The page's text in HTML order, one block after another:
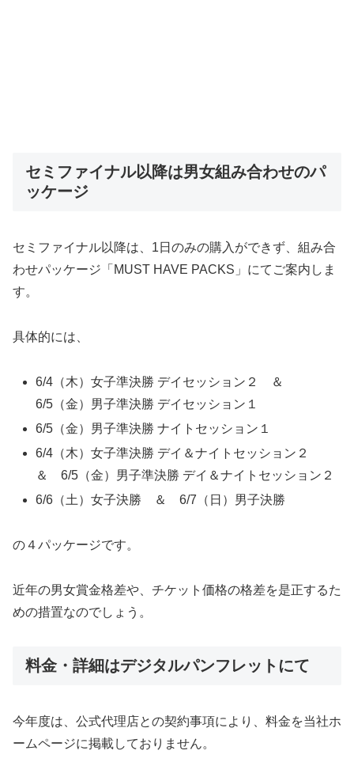
セミファイナル以降は男女組み合わせのパ
ッケージ
セミファイナル以降は、1日のみの購入ができず、組み合
わせパッケージ「MUST HAVE PACKS」にてご案内しま
す。
具体的には、
6/4（木）女子準決勝 デイセッション２ ＆
6/5（金）男子準決勝 デイセッション１
6/5（金）男子準決勝 ナイトセッション１
6/4（木）女子準決勝 デイ＆ナイトセッション２
＆ 6/5（金）男子準決勝 デイ＆ナイトセッション２
6/6（土）女子決勝 ＆ 6/7（日）男子決勝
の４パッケージです。
近年の男女賞金格差や、チケット価格の格差を是正するた
めの措置なのでしょう。
料金・詳細はデジタルパンフレットにて
今年度は、公式代理店との契約事項により、料金を当社ホ
ームページに掲載しておりません。